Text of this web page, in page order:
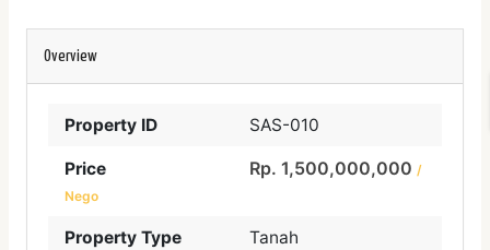
Overview
Property ID SAS-010
Price Rp. 1,500,000,000 /
Nego
Property Type Tanah